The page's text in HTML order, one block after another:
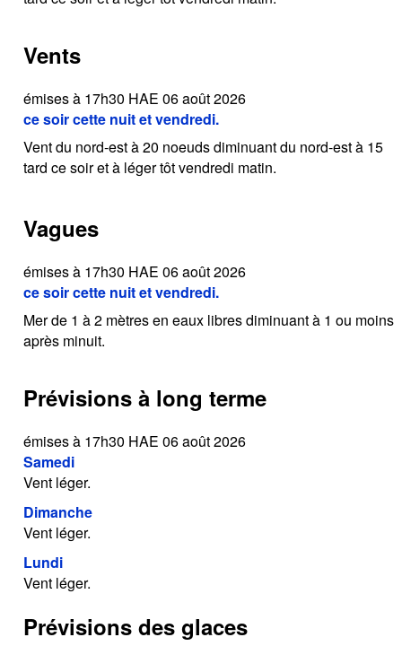
Vents
émises à 17h30 HAE 06 août 2026
ce soir cette nuit et vendredi.
Vent du nord-est à 20 noeuds diminuant du nord-est à 15
tard ce soir et à léger tôt vendredi matin.
Vagues
émises à 17h30 HAE 06 août 2026
ce soir cette nuit et vendredi.
Mer de 1 à 2 mètres en eaux libres diminuant à 1 ou moins
après minuit.
Prévisions à long terme
émises à 17h30 HAE 06 août 2026
Samedi
Vent léger.
Dimanche
Vent léger.
Lundi
Vent léger.
Prévisions des glaces